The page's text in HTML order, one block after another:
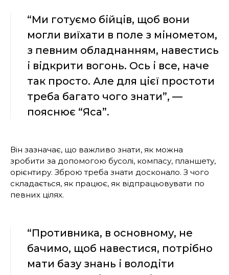
“Ми готуємо бійців, щоб вони
могли виїхати в поле з мінометом,
з певним обладнанням, навестись
і відкрити вогонь. Ось і все, наче
так просто. Але для цієї простоти
треба багато чого знати”, —
пояснює “Яса”.
Він зазначає, що важливо знати, як можна
зробити за допомогою бусолі, компасу, планшету,
орієнтиру. Зброю треба знати досконало. З чого
складається, як працює, як відпрацьовувати по
певних цілях.
“Противника, в основному, не
бачимо, щоб навестися, потрібно
мати базу знань і володіти